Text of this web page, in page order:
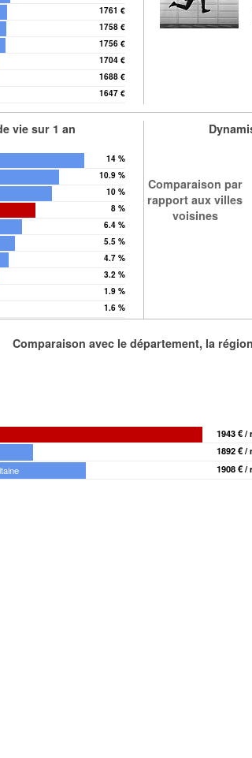
1761 €
1758 €
1756 €
1704 €
1688 €
1647 €
vie sur 1 an
14 %
10.9 %
10 %
8 %
6.4 %
5.5 %
4.7 %
3.2 %
1.9 %
1.6 %
Comparaison par
rapport aux villes
voisines
Comparaison avec le département, la
1943 € /
1892 € /
1908 € /